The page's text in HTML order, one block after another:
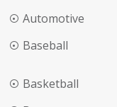
Automotive
Baseball
Basketball